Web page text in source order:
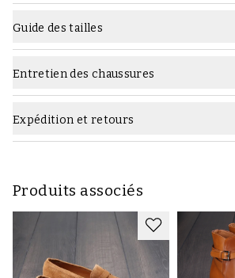
Type
Largeur
Couleur
Guide des tailles
Entretien des chaussures
Quels produits d'entretien utiliser :
Expédition et retours
Produits associés